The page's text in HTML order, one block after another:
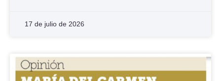
17 de julio de 2026